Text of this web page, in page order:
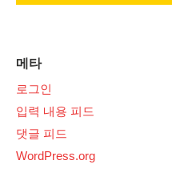
메타
로그인
입력 내용 피드
댓글 피드
WordPress.org